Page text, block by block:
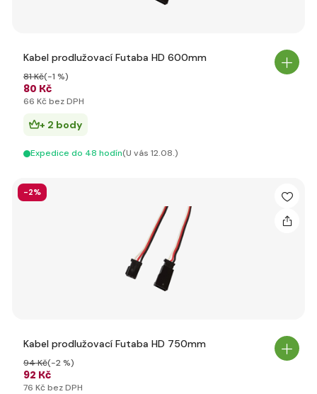
Kabel prodlužovací Futaba HD 600mm
80 Kč
81 Kč(-1 %)
66 Kč bez DPH
+ 2 body
Expedice do 48 hodín(U vás 12.08.)
-2%
Kabel prodlužovací Futaba HD 750mm
92 Kč
94 Kč(-2 %)
76 Kč bez DPH